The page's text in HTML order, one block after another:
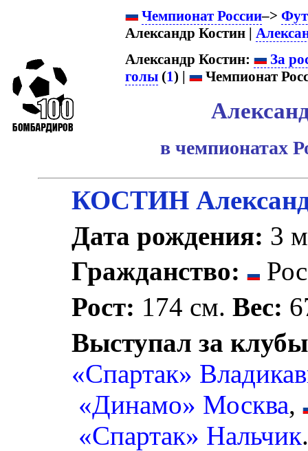
Чемпионат России–>
Александр Костин |
Александр Костин:
За
голы (1) | Чемпионат
в чемпионатах
КОСТИН
Дата рождения: 3
Гражданство:
Рост: 174 см.Вес:
Выступал за
«Спартак»
«Динамо» Москва,
«Спартак» Нальчик